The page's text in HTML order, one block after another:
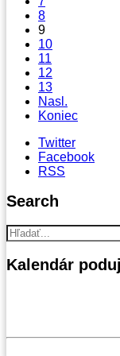
8
9
10
11
12
13
Nasl.
Koniec
Twitter
Facebook
RSS
Search
Kalendár